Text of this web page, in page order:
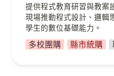
提供程式教育研習與教案
現場推動程式設計、邏輯
學生的數位基礎能力。
多校團購 縣市統購